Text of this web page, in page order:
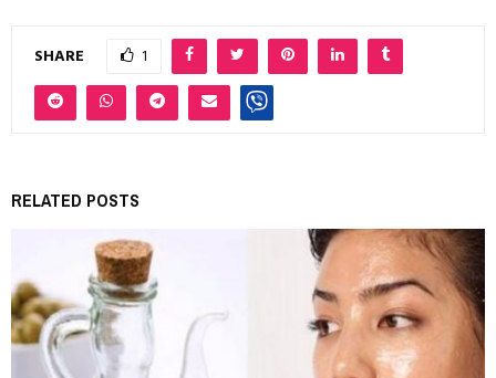
SHARE 1
RELATED POSTS